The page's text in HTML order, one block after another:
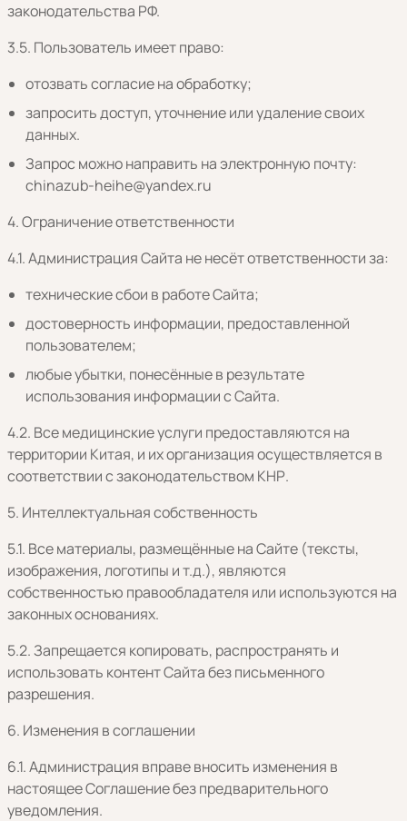
законодательства РФ.
3.5. Пользователь имеет право:
отозвать согласие на обработку;
запросить доступ, уточнение или удаление своих
данных.
Запрос можно направить на электронную почту:
chinazub-heihe@yandex.ru
4. Ограничение ответственности
4.1. Администрация Сайта не несёт ответственности за:
технические сбои в работе Сайта;
достоверность информации, предоставленной
пользователем;
любые убытки, понесённые в результате
использования информации с Сайта.
4.2. Все медицинские услуги предоставляются на
территории Китая, и их организация осуществляется в
соответствии с законодательством КНР.
5. Интеллектуальная собственность
5.1. Все материалы, размещённые на Сайте (тексты,
изображения, логотипы и т.д.), являются
собственностью правообладателя или используются на
законных основаниях.
5.2. Запрещается копировать, распространять и
использовать контент Сайта без письменного
разрешения.
6. Изменения в соглашении
6.1. Администрация вправе вносить изменения в
настоящее Соглашение без предварительного
уведомления.